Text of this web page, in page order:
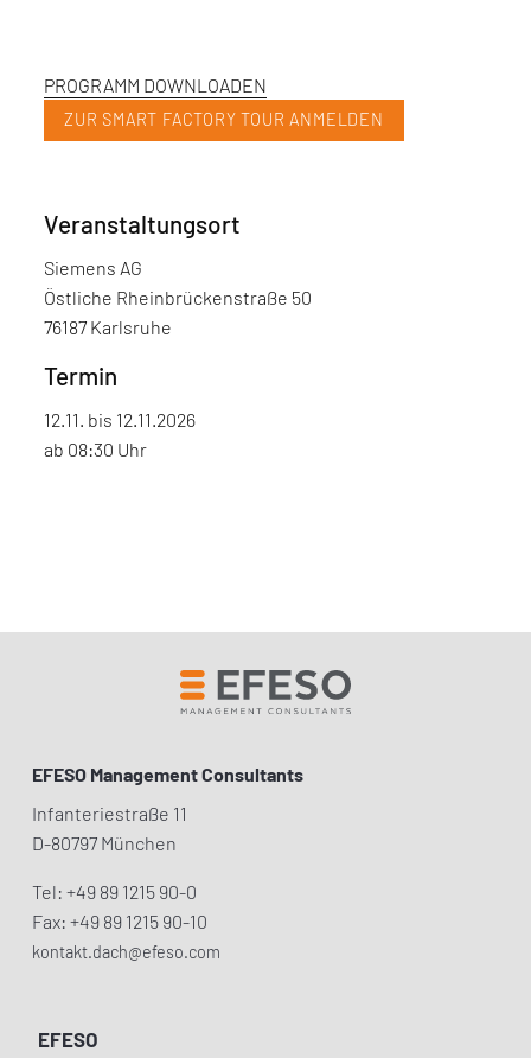
PROGRAMM DOWNLOADEN
ZUR SMART FACTORY TOUR ANMELDEN
Veranstaltungsort
Siemens AG
Östliche Rheinbrückenstraße 50
76187 Karlsruhe
Termin
12.11. bis 12.11.2026
ab 08:30 Uhr
ZURÜCK ZUR LISTENANSICHT
EFESO Management Consultants
Infanteriestraße 11
D-80797 München
Tel: +49 89 1215 90-0
Fax: +49 89 1215 90-10
kontakt.dach@efeso.com
EFESO